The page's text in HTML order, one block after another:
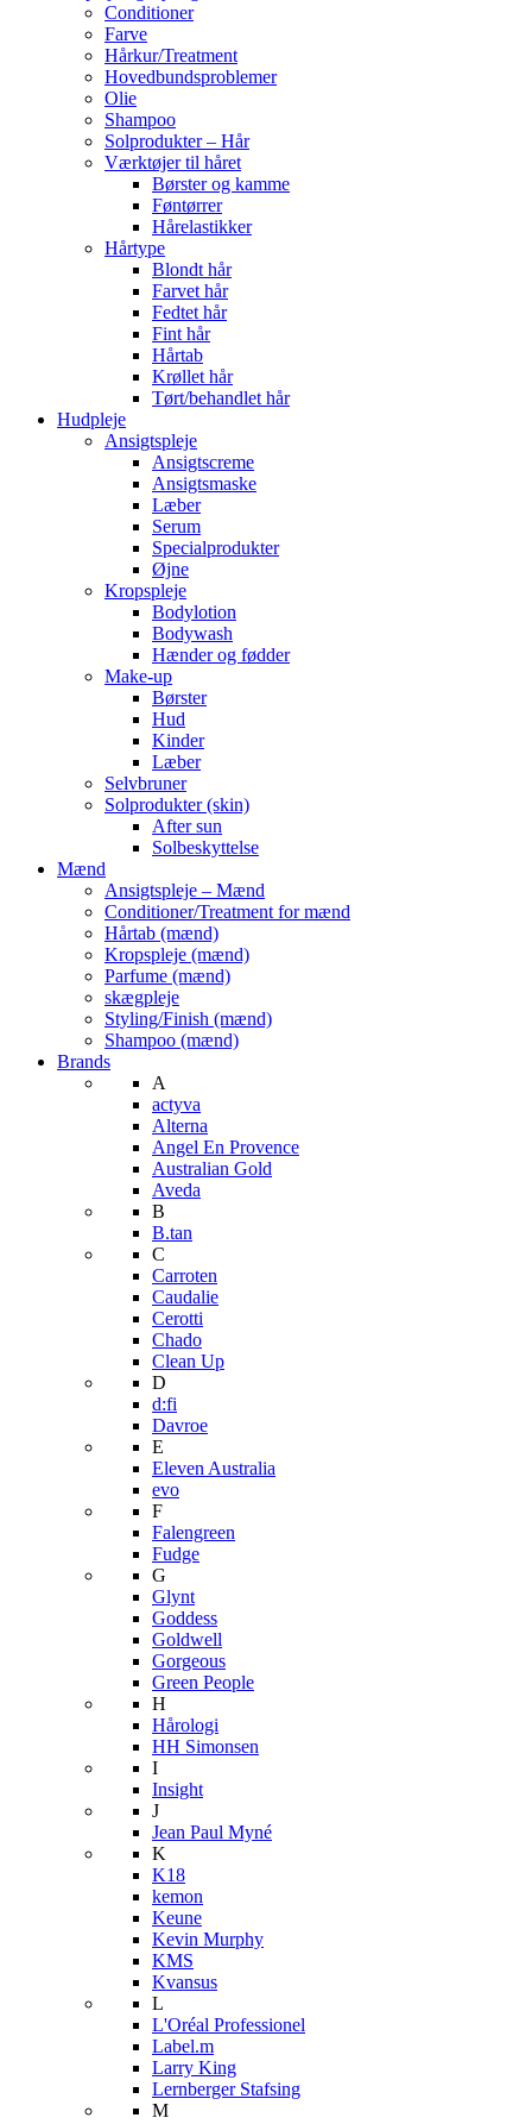
Conditioner
Farve
Hårkur/Treatment
Hovedbundsproblemer
Olie
Shampoo
Solprodukter – Hår
Værktøjer til håret
Børster og kamme
Føntørrer
Hårelastikker
Hårtype
Blondt hår
Farvet hår
Fedtet hår
Fint hår
Hårtab
Krøllet hår
Tørt/behandlet hår
Hudpleje
Ansigtspleje
Ansigtscreme
Ansigtsmaske
Læber
Serum
Specialprodukter
Øjne
Kropspleje
Bodylotion
Bodywash
Hænder og fødder
Make-up
Børster
Hud
Kinder
Læber
Selvbruner
Solprodukter (skin)
After sun
Solbeskyttelse
Mænd
Ansigtspleje – Mænd
Conditioner/Treatment for mænd
Hårtab (mænd)
Kropspleje (mænd)
Parfume (mænd)
skægpleje
Styling/Finish (mænd)
Shampoo (mænd)
Brands
A
actyva
Alterna
Angel En Provence
Australian Gold
Aveda
B
B.tan
C
Carroten
Caudalie
Cerotti
Chado
Clean Up
D
d:fi
Davroe
E
Eleven Australia
evo
F
Falengreen
Fudge
G
Glynt
Goddess
Goldwell
Gorgeous
Green People
H
Hårologi
HH Simonsen
I
Insight
J
Jean Paul Myné
K
K18
kemon
Keune
Kevin Murphy
KMS
Kvansus
L
L'Oréal Professionel
Label.m
Larry King
Lernberger Stafsing
M